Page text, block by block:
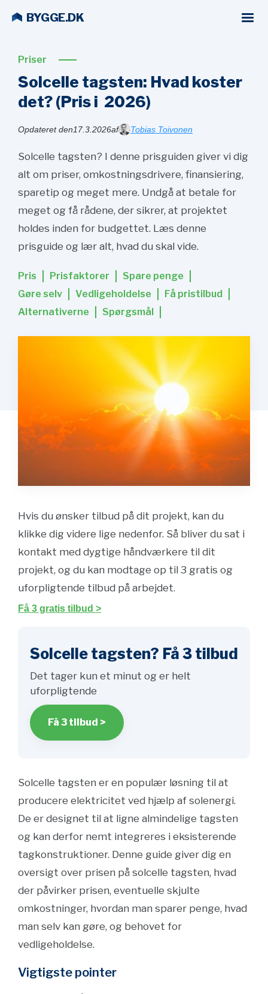
BYGGE.DK
Priser
Solcelle tagsten: Hvad koster
det? (Pris i 2026)
Opdateret den17.3.2026af Tobias Toivonen
Solcelle tagsten? I denne prisguiden giver vi dig
alt om priser, omkostningsdrivere, finansiering,
sparetip og meget mere. Undgå at betale for
meget og få rådene, der sikrer, at projektet
holdes inden for budgettet. Læs denne
prisguide og lær alt, hvad du skal vide.
Pris Prisfaktorer
Spare penge
Gøre selv
Vedligeholdelse
Få pristilbud
Alternativerne
Spørgsmål
Hvis du ønsker tilbud på dit projekt, kan du
klikke dig videre lige nedenfor. Så bliver du sat i
kontakt med dygtige håndværkere til dit
projekt, og du kan modtage op til 3 gratis og
uforpligtende tilbud på arbejdet.
Få 3 gratis tilbud >
Solcelle tagsten? Få 3 tilbud
Det tager kun et minut og er helt
uforpligtende
Få 3 tilbud >
Solcelle tagsten er en populær løsning til at
producere elektricitet ved hjælp af solenergi.
De er designet til at ligne almindelige tagsten
og kan derfor nemt integreres i eksisterende
tagkonstruktioner. Denne guide giver dig en
oversigt over prisen på solcelle tagsten, hvad
der påvirker prisen, eventuelle skjulte
omkostninger, hvordan man sparer penge, hvad
man selv kan gøre, og behovet for
vedligeholdelse.
Vigtigste pointer